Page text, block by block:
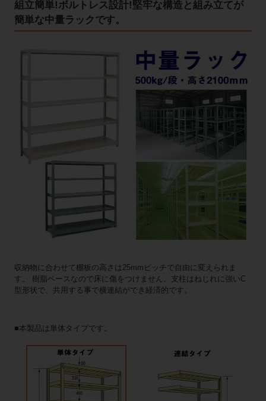
組立簡単!ボルトレス設計!堅牢な構造と組み立てが
簡単な中量ラックです。
収納物に合わせて棚板の高さは25mmピッチで自由に変えられま
す。 樹脂ベースなので床に傷をつけません。支柱はねじれに強いC
型形状で、共用する事で横連結ができ経済的です。
■本製品は単体タイプです。